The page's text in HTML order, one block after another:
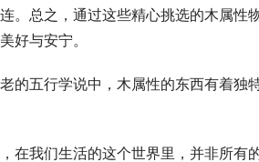
。总之，通过这些精心挑选的木属性
好与安宁。
的五行学说中，木属性的东西有着独
在我们生活的这个世界里，并非所有